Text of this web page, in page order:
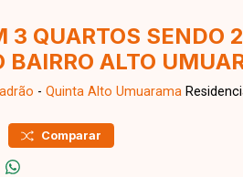
3 QUARTOS SENDO
BAIRRO ALTO
- Quinta Alto Umuarama
Comparar